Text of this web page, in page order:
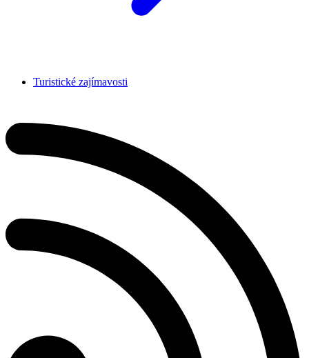
Turistické zajímavosti